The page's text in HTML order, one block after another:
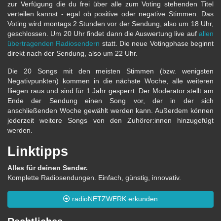
zur Verfügung die du frei über alle zum Voting stehenden Titel
verteilen kannst - egal ob positive oder negative Stimmen. Das
Voting wird montags 2 Stunden vor der Sendung, also um 18 Uhr,
geschlossen. Um 20 Uhr findet dann die Auswertung live auf allen
übertragenden Radiosendern statt. Die neue Votingphase beginnt
direkt nach der Sendung, also um 22 Uhr.
Die 20 Songs mit den meisten Stimmen (bzw. wenigsten
Negativpunkten) kommen in die nächste Woche, alle weiteren
fliegen raus und sind für 1 Jahr gesperrt. Der Moderator stellt am
Ende der Sendung einen Song vor, der in der sich
anschließenden Woche gewählt werden kann. Außerdem können
jederzeit weitere Songs von den Zuhörer:innen hinzugefügt
werden.
Linktipps
Alles für deinen Sender.
Komplette Radiosendungen. Einfach, günstig, innovativ.
radioNETZWERK erkunden